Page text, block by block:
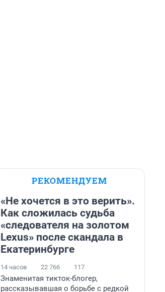
РЕКОМЕНДУЕМ
«Не хочется в это верить».
Как сложилась судьба
«следователя на золотом
Lexus» после скандала в
Екатеринбурге
14 часов 22 766 117
Знаменитая тикток-блогер,
рассказывавшая о борьбе с редкой